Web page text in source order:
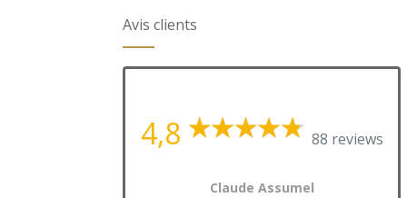
Avis clients
4,8 88 reviews
Claude Assumel